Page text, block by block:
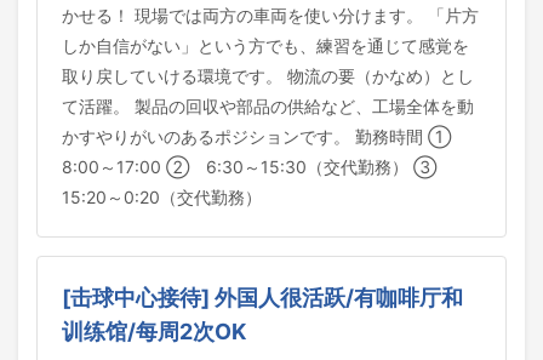
かせる！ 現場では両方の車両を使い分けます。 「片方
しか自信がない」という方でも、練習を通じて感覚を
取り戻していける環境です。 物流の要（かなめ）とし
て活躍。 製品の回収や部品の供給など、工場全体を動
かすやりがいのあるポジションです。 勤務時間 ①
8:00～17:00 ② 6:30～15:30（交代勤務） ③
15:20～0:20（交代勤務）
[击球中心接待] 外国人很活跃/有咖啡厅和
训练馆/每周2次OK